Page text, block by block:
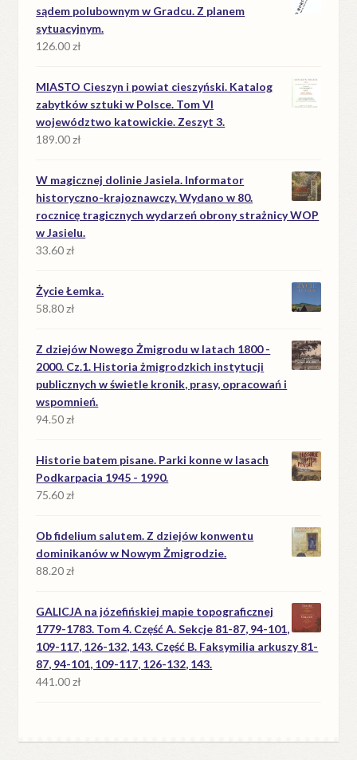
sądem polubownym w Gradcu. Z planem
sytuacyjnym.
126.00zł
MIASTO Cieszyn i powiat cieszyński. Katalog
zabytków sztuki w Polsce. Tom VI
województwo katowickie. Zeszyt 3.
189.00zł
W magicznej dolinie Jasiela. Informator
historyczno-krajoznawczy. Wydano w 80.
rocznicę tragicznych wydarzeń obrony strażnicy WOP
w Jasielu.
33.60zł
Życie Łemka.
58.80zł
Z dziejów Nowego Żmigrodu w latach 1800 -
2000. Cz.1. Historia żmigrodzkich instytucji
publicznych w świetle kronik, prasy, opracowań i
wspomnień.
94.50zł
Historie batem pisane. Parki konne w lasach
Podkarpacia 1945 - 1990.
75.60zł
Ob fidelium salutem. Z dziejów konwentu
dominikanów w Nowym Żmigrodzie.
88.20zł
GALICJA na józefińskiej mapie topograficznej
1779-1783. Tom 4. Część A. Sekcje 81-87, 94-101,
109-117, 126-132, 143. Część B. Faksymilia arkuszy 81-
87, 94-101, 109-117, 126-132, 143.
441.00zł